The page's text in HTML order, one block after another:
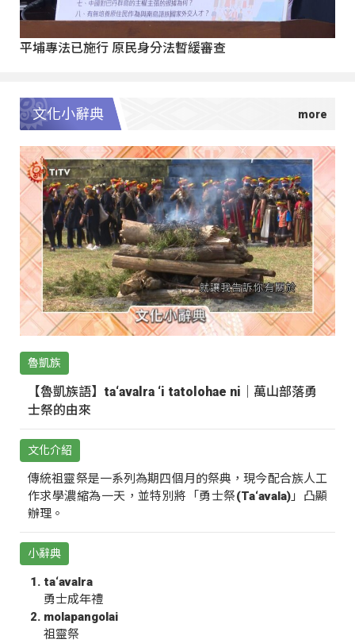
平埔專法已施行 原民身分法暫緩審查
文化小辭典
魯凱族
【魯凱族語】ta‘avalra ‘i tatolohae ni｜萬山部落勇
士祭的由來
文化介紹
傳統祖靈祭是一系列為期四個月的祭典，現今配合族人工
作求學濃縮為一天，並特別將「勇士祭(Ta‘avala)」凸顯
辦理。
小辭典
ta‘avalra
勇士成年禮
molapangolai
祖靈祭